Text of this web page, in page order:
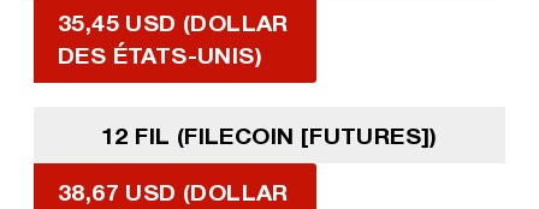
35,45 USD (DOLLAR
DES ÉTATS-UNIS)
12 FIL (FILECOIN [FUTURES])
38,67 USD (DOLLAR